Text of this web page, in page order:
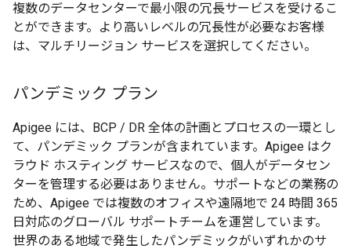
複数のデータセンターで最小限の冗長サービスを受けるこ
とができます。より高いレベルの冗長性が必要なお客様
は、マルチリージョン サービスを選択してください。
パンデミック プラン
Apigee には、BCP / DR 全体の計画とプロセスの一環とし
て、パンデミック プランが含まれています。Apigee はク
ラウド ホスティング サービスなので、個人がデータセン
ターを管理する必要はありません。サポートなどの業務の
ため、Apigee では複数のオフィスや遠隔地で 24 時間 365
日対応のグローバル サポートチームを運営しています。
世界のある地域で発生したパンデミックがいずれかのサ